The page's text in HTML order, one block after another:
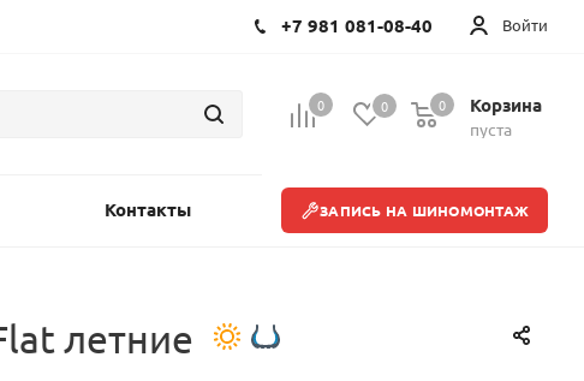
Войти
+7 981 081-08-40
0 0 Корзина
пуста
0
Контакты ЗАПИСЬ НА ШИНОМОНТАЖ
летние